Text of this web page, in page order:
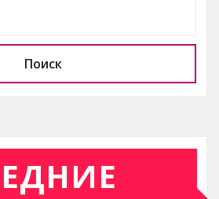
Поиск